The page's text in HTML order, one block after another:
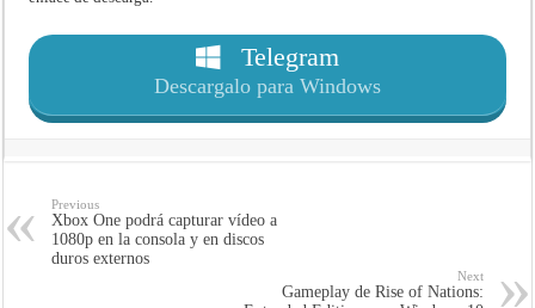
Telegram
Descargalo para Windows
Previous
Xbox One podrá capturar vídeo a
1080p en la consola y en discos
duros externos
Next
Gameplay de Rise of Nations: